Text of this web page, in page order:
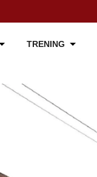
TRENING